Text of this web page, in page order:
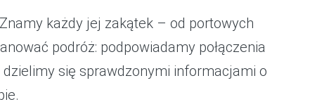
każdy jej zakątek – od portowych
podróż: podpowiadamy połączenia
się sprawdzonymi informacjami o